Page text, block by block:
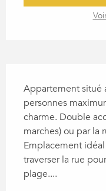
Appartement situé
personnes
charme. Double
marches) ou par la
Emplacement
traverser la rue
plage....